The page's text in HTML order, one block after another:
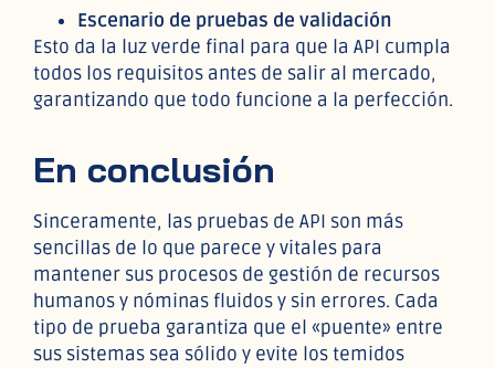
Escenario de pruebas de validación
Esto da la luz verde final para que la API cumpla
todos los requisitos antes de salir al mercado,
garantizando que todo funcione a la perfección.
En conclusión
Sinceramente, las pruebas de API son más
sencillas de lo que parece y vitales para
mantener sus procesos de gestión de recursos
humanos y nóminas fluidos y sin errores. Cada
tipo de prueba garantiza que el «puente» entre
sus sistemas sea sólido y evite los temidos